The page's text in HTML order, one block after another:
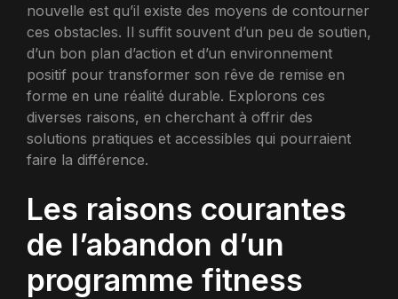
nouvelle est qu’il existe des moyens de contourner
ces obstacles. Il suffit souvent d’un peu de soutien,
d’un bon plan d’action et d’un environnement
positif pour transformer son rêve de remise en
forme en une réalité durable. Explorons ces
diverses raisons, en cherchant à offrir des
solutions pratiques et accessibles qui pourraient
faire la différence.
Les raisons courantes
de l’abandon d’un
programme fitness